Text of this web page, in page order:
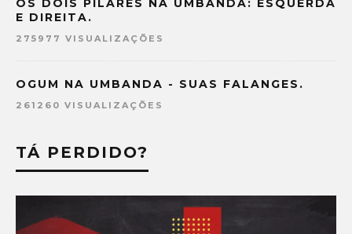
E DIREITA.
275977 VISUALIZAÇÕES
OGUM NA UMBANDA - SUAS FALANGES.
261260 VISUALIZAÇÕES
TÁ PERDIDO?